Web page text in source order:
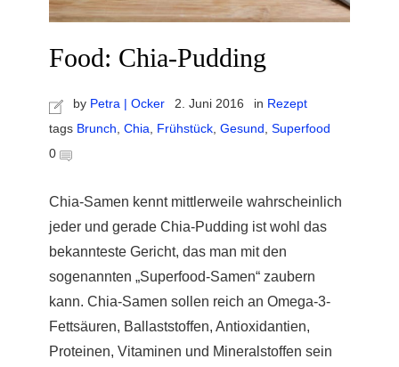
Food: Chia-Pudding
by Petra | Ocker 2. Juni 2016 in Rezept
tags Brunch Chia Frühstück Gesund Superfood
0
Chia-Samen kennt mittlerweile wahrscheinlich
jeder und gerade Chia-Pudding ist wohl das
bekannteste Gericht, das man mit den
sogenannten „Superfood-Samen“ zaubern
kann. Chia-Samen sollen reich an Omega-3-
Fettsäuren, Ballaststoffen, Antioxidantien,
Proteinen, Vitaminen und Mineralstoffen sein